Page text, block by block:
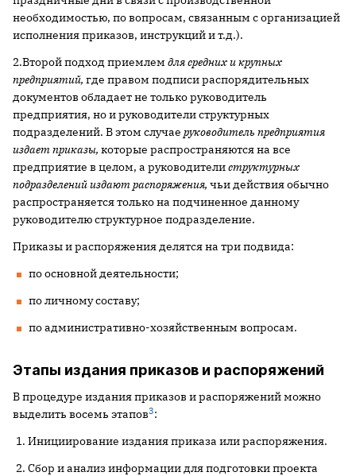
необходимостью, по вопросам, связанным с организацией
исполнения приказов, инструкций и т.д.).
2.Второй подход приемлем для средних и крупных
предприятий, где правом подписи распорядительных
документов обладает не только руководитель
предприятия, но и руководители структурных
подразделений. В этом случае руководитель предприятия
издает приказы, которые распространяются на все
предприятие в целом, а руководителиструктурных
подразделений издают распоряжения, чьи действия обычно
распространяется только на подчиненное данному
руководителю структурное подразделение.
Приказы и распоряжения делятся на три подвида:
по основной деятельности;
по личному составу;
по административно-хозяйственным вопросам.
Этапы издания приказов и распоряжений
В процедуре издания приказов и распоряжений можно
выделить восемь этапов3:
Инициирование издания приказа или распоряжения.
Сбор и анализ информации для подготовки проекта